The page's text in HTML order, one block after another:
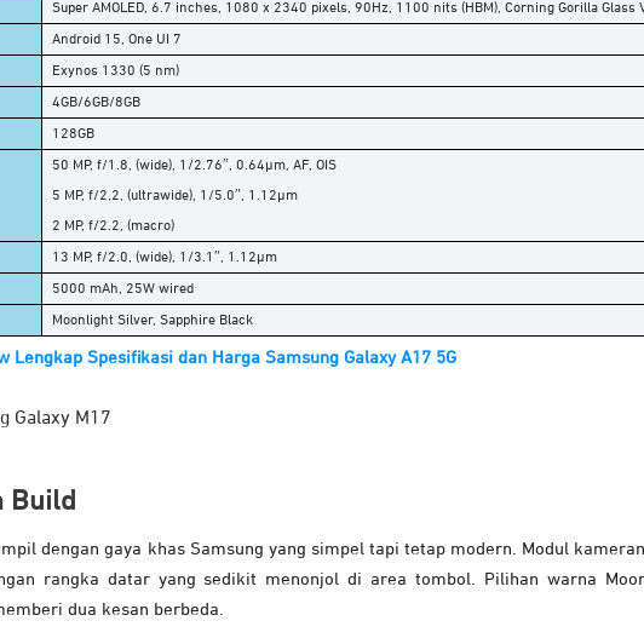
Super AMOLED, 6.7 inches, 1080 x 2340 pixels, 90Hz, 1100 nits (HBM), Corning Gorilla Glass
Android 15, One UI 7
Exynos 1330 (5 nm)
4GB/6GB/8GB
128GB
50 MP, f/1.8, (wide), 1/2.76″, 0.64µm, AF, OIS
5 MP, f/2.2, (ultrawide), 1/5.0″, 1.12µm
2 MP, f/2.2, (macro)
13 MP, f/2.0, (wide), 1/3.1″, 1.12µm
5000 mAh, 25W wired
Moonlight Silver, Sapphire Black
Lengkap Spesifikasi dan Harga Samsung Galaxy A17 5G
Build
dengan gaya khas Samsung yang simpel tapi tetap modern. Modul
rangka datar yang sedikit menonjol di area tombol. Pilihan warna
dua kesan berbeda.